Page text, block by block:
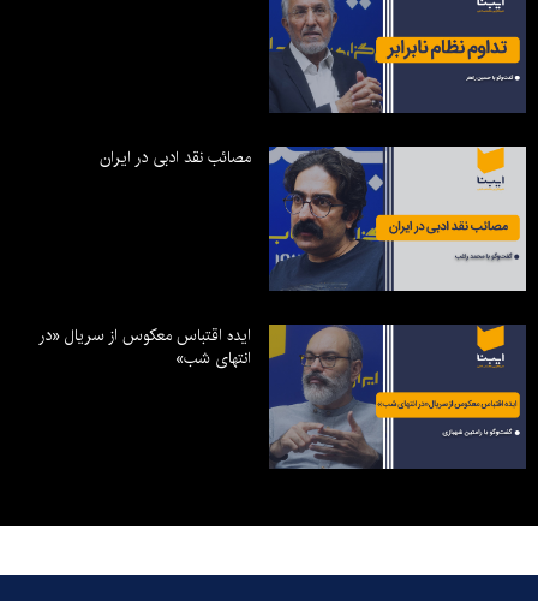
مصائب نقد ادبی در ایران
ایده اقتباس معکوس از سریال «در
انتهای شب»